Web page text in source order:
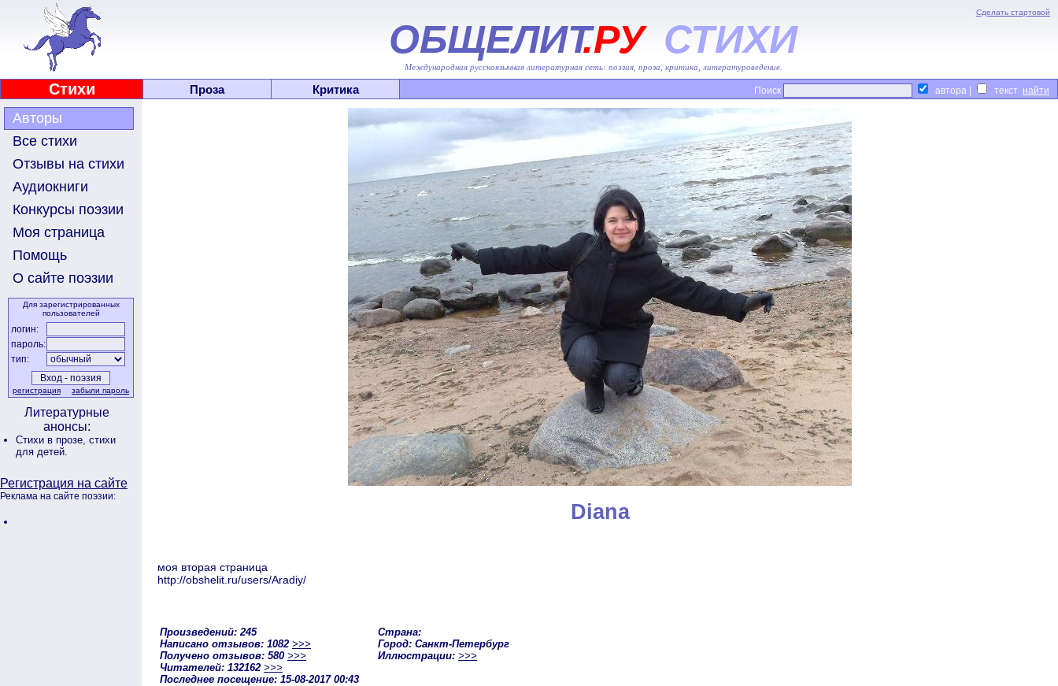
Сделать стартовой
ОБЩЕЛИТ.РУ СТИХИ
Международная русскоязычная литературная сеть: поэзия, проза, критика, литературоведение.
Стихи Проза Критика Поиск автора | текст
Авторы
Все стихи
Отзывы на стихи
Аудиокниги
Конкурсы поэзии
Моя страница
Помощь
О сайте поэзии
Для зарегистрированных
пользователей
логин:
пароль:
тип:
регистрация забыли пароль
Литературные
анонсы:
Стихи в прозе, стихи
для детей.
Регистрация на сайте
Реклама на сайте поэзии:
Diana
моя вторая страница
http://obshelit.ru/users/Aradiy/
Произведений: 245
Написано отзывов: 1082 >>>
Получено отзывов: 580 >>>
Читателей: 132162 >>>
Последнее посещение: 15-08-2017 00:43
Страна:
Город: Санкт-Петербург
Иллюстрации: >>>